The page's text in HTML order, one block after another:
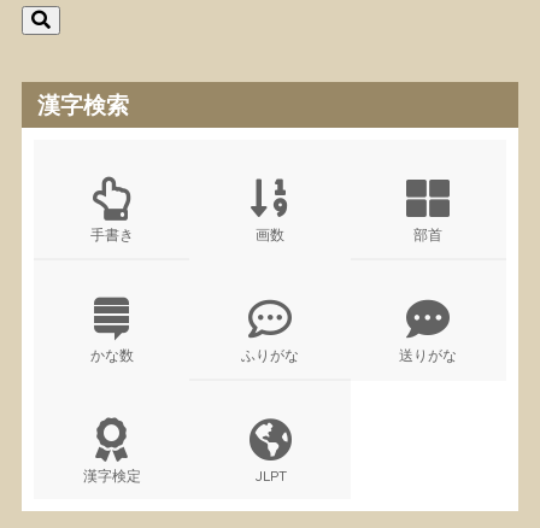
漢字検索
手書き 画数 部首
かな数 ふりがな 送りがな
漢字検定 JLPT